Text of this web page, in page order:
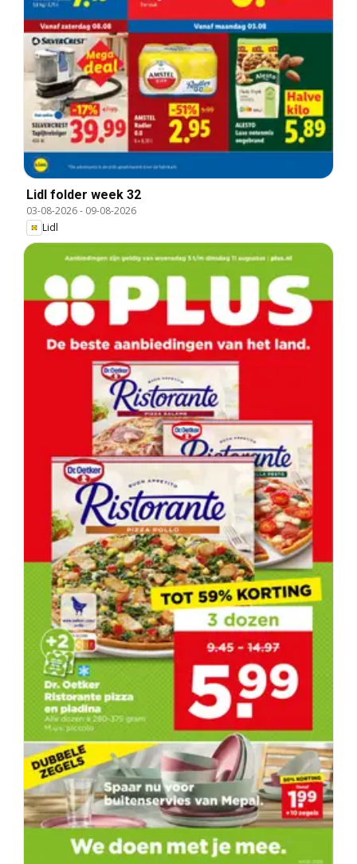
Lidl folder week 32
03-08-2026- 09-08-2026
Lidl